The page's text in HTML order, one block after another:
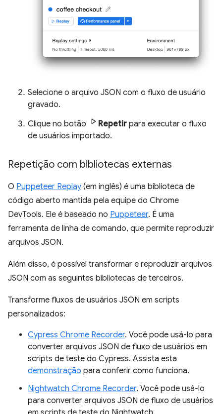
Selecione o arquivo JSON com o fluxo de usuário
gravado.
Clique no botão
Repetir para executar o fluxo
de usuários importado.
Repetição com bibliotecas externas
O Puppeteer Replay (em inglês) é uma biblioteca de
código aberto mantida pela equipe do Chrome
DevTools. Ele é baseado no Puppeteer. É uma
ferramenta de linha de comando, que permite reproduzir
arquivos JSON.
Além disso, é possível transformar e reproduzir arquivos
JSON com as seguintes bibliotecas de terceiros.
Transforme fluxos de usuários JSON em scripts
personalizados:
Cypress Chrome Recorder. Você pode usá-lo para
converter arquivos JSON de fluxo de usuários em
scripts de teste do Cypress. Assista esta
demonstração para conferir como funciona.
Nightwatch Chrome Recorder. Você pode usá-lo
para converter arquivos JSON de fluxo de usuários